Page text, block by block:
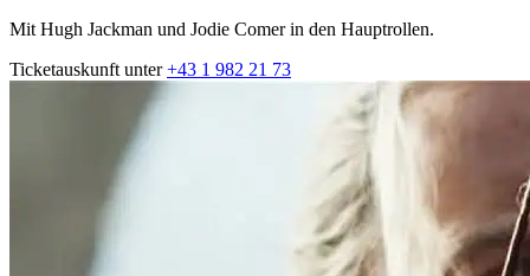
Mit Hugh Jackman und Jodie Comer in den Hauptrollen.
Ticketauskunft unter+43 1 982 21 73